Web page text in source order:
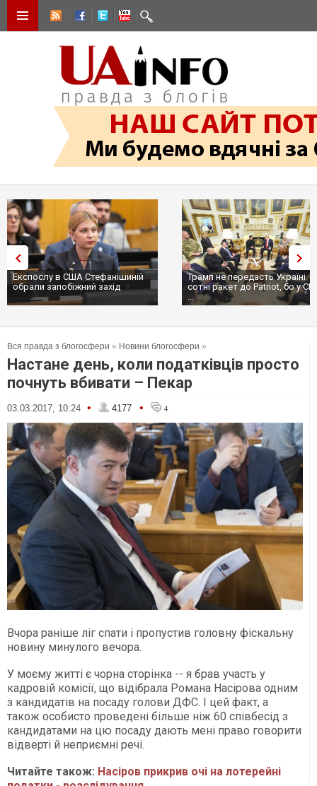
Експослу в США Стефанішиній
обрали запобіжний захід
Трамп не передасть Україні
сотні ракет до Patriot, бо у
...
Вся правда з блогосфери » Новини блогосфери »
Настане день, коли податківців просто
почнуть вбивати – Пекар
03.03.2017, 10:24 • 4177 • 4
Вчора раніше ліг спати і пропустив головну фіскальну
новину минулого вечора.
У моєму житті є чорна сторінка -- я брав участь у
кадровій комісії, що відібрала Романа Насірова одним
з кандидатів на посаду голови ДФС. І цей факт, а
також особисто проведені більше ніж 60 співбесід з
кандидатами на цю посаду дають мені право говорити
відверті й неприємні речі.
Читайте також: Насіров прикрив очі на лотерейні